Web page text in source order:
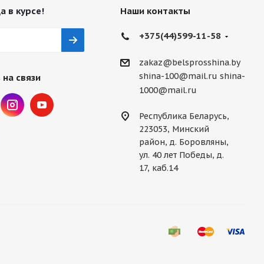
в курсе!
связи
Наши контакты
+375(44)599-11-58
zakaz@belsprosshina.by
shina-100@mail.ru shina-
1000@mail.ru
Республика Беларусь,
223053, Минский
район, д. Боровляны,
ул. 40 лет Победы, д.
17, каб.14